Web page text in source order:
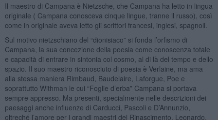
Il maestro di Campana è Nietzsche, che Campana ha letto in lingua
originale ( Campana conosceva cinque lingue, tranne il russo), così
come in originale aveva letto gli scrittori francesi, inglesi, spagnoli.
Sul motivo nietzschiano del “dionisiaco” si fonda l’orfismo di
Campana, la sua concezione della poesia come conoscenza totale
e capacità di entrare in sintonia col cosmo, al di là del tempo e dello
spazio. Il suo maestro riconosciuto di poesia è Verlaine, ma ama
alla stessa maniera Rimbaud, Baudelaire, Laforgue, Poe e
soprattutto Withman le cui “Foglie d’erba” Campana si portava
sempre appresso. Ma presenti, specialmente nelle descrizioni dei
paesaggi anche influenze di Carducci, Pascoli e D’Annunzio,
oltreché l’amore per i grandi maestri del Rinascimento, Leonardo,